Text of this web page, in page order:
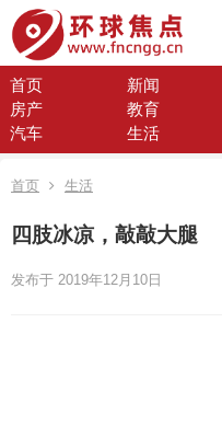
首页 新闻
房产
教育
汽车
生活
首页 生活
四肢冰凉，敲敲大腿
发布于 2019年12月10日